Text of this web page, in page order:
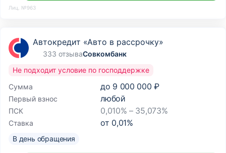
Лиц. №963
Автокредит «Авто в рассрочку»
333 отзываСовкомбанк
Сумма до 9 000 000 ₽
Первый взнос любой
ПСК 0,010% – 35,073%
Ставка от 0,01%
Не подходит условие по господдержке
В день обращения